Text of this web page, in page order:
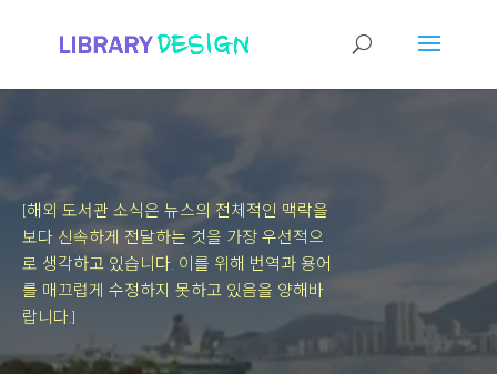
[해외 도서관 소식은 뉴스의 전체적인 맥락을
보다 신속하게 전달하는 것을 가장 우선적으
로 생각하고 있습니다. 이를 위해 번역과 용어
를 매끄럽게 수정하지 못하고 있음을 양해바
랍니다.]